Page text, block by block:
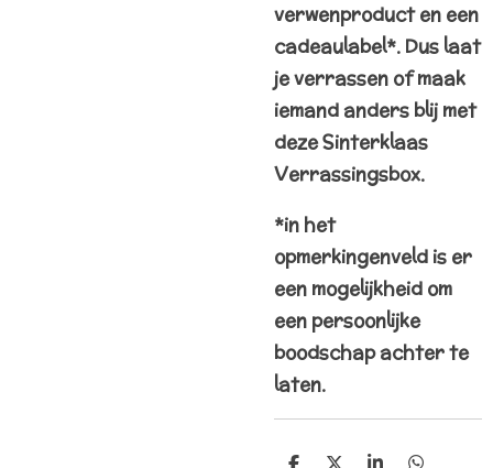
verwenproduct en een
cadeaulabel*. Dus laat
je verrassen of maak
iemand anders blij met
deze Sinterklaas
Verrassingsbox.
*in het
opmerkingenveld is er
een mogelijkheid om
een persoonlijke
boodschap achter te
laten.